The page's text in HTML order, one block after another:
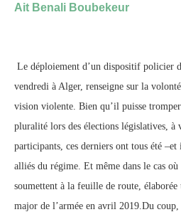
Ait Benali Boubekeur
Le déploiement d’un dispositif policier
vendredi à Alger, renseigne sur la
vision violente. Bien qu’il puisse
pluralité lors des élections législatives, à
participants, ces derniers ont tous été
alliés du régime. Et même dans le cas
soumettent à la feuille de route,
major de l’armée en avril 2019.Du